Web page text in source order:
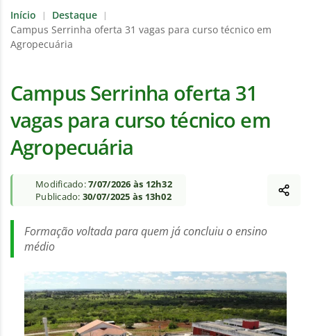
Início | Destaque |
Campus Serrinha oferta 31 vagas para curso técnico em
Agropecuária
Campus Serrinha oferta 31
vagas para curso técnico em
Agropecuária
Modificado:7/07/2026 às 12h32
Publicado: 30/07/2025 às 13h02
Formação voltada para quem já concluiu o ensino
médio